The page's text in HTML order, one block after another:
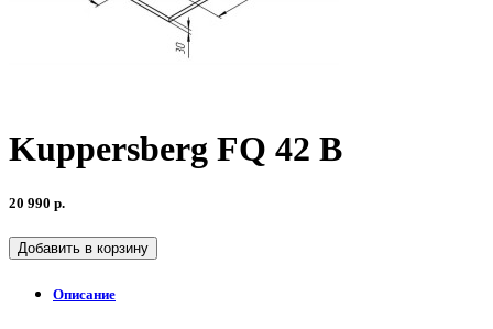
Kuppersberg FQ 42 B
20 990 р.
Добавить в корзину
Описание